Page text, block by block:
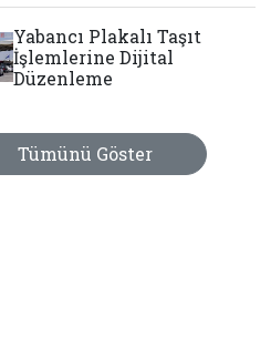
Yabancı Plakalı Taşıt
İşlemlerine Dijital
Düzenleme
Tümünü Göster